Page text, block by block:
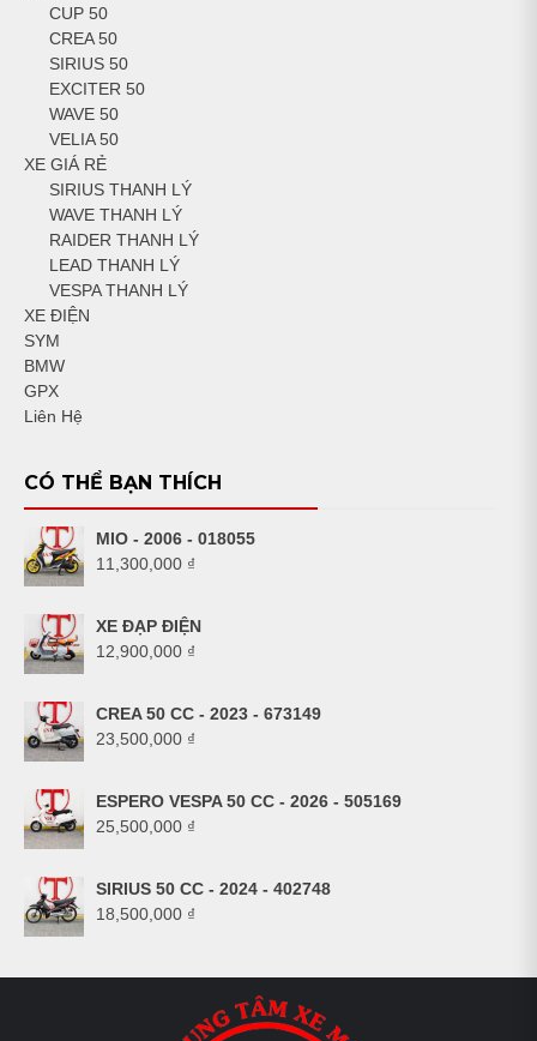
CUP 50
CREA 50
SIRIUS 50
EXCITER 50
WAVE 50
VELIA 50
XE GIÁ RẺ
SIRIUS THANH LÝ
WAVE THANH LÝ
RAIDER THANH LÝ
LEAD THANH LÝ
VESPA THANH LÝ
XE ĐIỆN
SYM
BMW
GPX
Liên Hệ
CÓ THỂ BẠN THÍCH
MIO - 2006 - 018055
11,300,000 ₫
XE ĐẠP ĐIỆN
12,900,000 ₫
CREA 50 CC - 2023 - 673149
23,500,000 ₫
ESPERO VESPA 50 CC - 2026 - 505169
25,500,000 ₫
SIRIUS 50 CC - 2024 - 402748
18,500,000 ₫